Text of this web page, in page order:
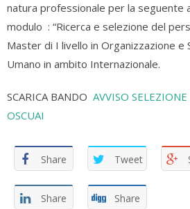
natura professionale per la seguente
modulo : “Ricerca e selezione del
Master di I livello in Organizzazione e
Umano in ambito Internazionale.
SCARICA BANDO AVVISO
OSCUAI
Share Tweet
Share Share